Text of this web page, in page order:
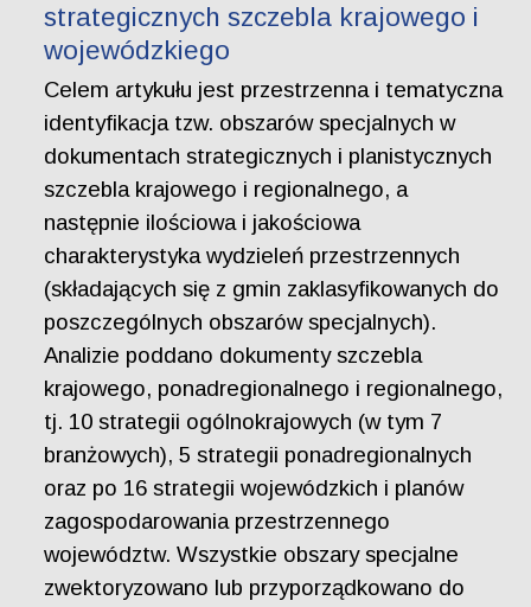
strategicznych szczebla krajowego i
wojewódzkiego
Celem artykułu jest przestrzenna i tematyczna
identyfikacja tzw. obszarów specjalnych w
dokumentach strategicznych i planistycznych
szczebla krajowego i regionalnego, a
następnie ilościowa i jakościowa
charakterystyka wydzieleń przestrzennych
(składających się z gmin zaklasyfikowanych do
poszczególnych obszarów specjalnych).
Analizie poddano dokumenty szczebla
krajowego, ponadregionalnego i regionalnego,
tj. 10 strategii ogólnokrajowych (w tym 7
branżowych), 5 strategii ponadregionalnych
oraz po 16 strategii wojewódzkich i planów
zagospodarowania przestrzennego
województw. Wszystkie obszary specjalne
zwektoryzowano lub przyporządkowano do